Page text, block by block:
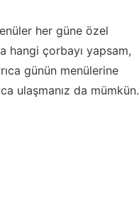
her güne özel
hangi çorbayı yapsam,
günün menülerine
ulaşmanız da mümkün.